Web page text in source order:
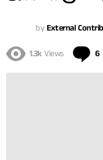
byExternal
1.3k Views 6